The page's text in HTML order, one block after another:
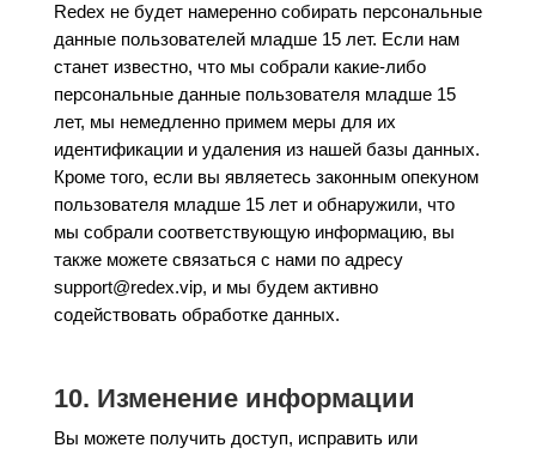
Redex не будет намеренно собирать персональные
данные пользователей младше 15 лет. Если нам
станет известно, что мы собрали какие-либо
персональные данные пользователя младше 15
лет, мы немедленно примем меры для их
идентификации и удаления из нашей базы данных.
Кроме того, если вы являетесь законным опекуном
пользователя младше 15 лет и обнаружили, что
мы собрали соответствующую информацию, вы
также можете связаться с нами по адресу
support@redex.vip, и мы будем активно
содействовать обработке данных.
10. Изменение информации
Вы можете получить доступ, исправить или